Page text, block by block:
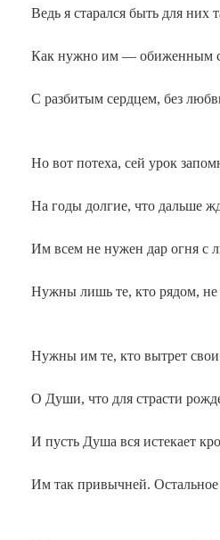
Ведь я старался быть для них
Как нужно им — обиженным
С разбитым сердцем, без
Но вот потеха, сей урок
На годы долгие, что дальше
Им всем не нужен дар огня с
Нужны лишь те, кто рядом,
Нужны им те, кто вытрет
О Души, что для страсти
И пусть Душа вся истекает
Им так привычней.